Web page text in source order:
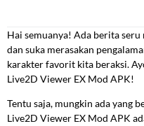
Hai semuanya! Ada berita
dan suka merasakan
karakter favorit kita beraksi.
Live2D Viewer EX Mod APK!
Tentu saja, mungkin ada yang
Live2D Viewer EX Mod APK